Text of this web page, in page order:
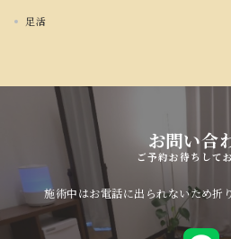
足活
お問い合
ご予約お待ちして
施術中はお電話に出られないため折